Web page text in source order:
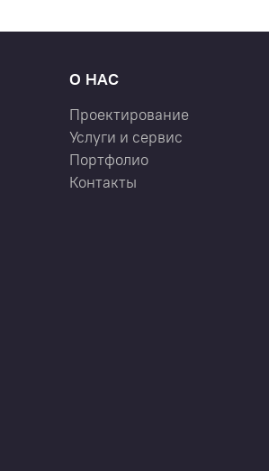
О НАС
Проектирование
Услуги и сервис
Портфолио
Контакты